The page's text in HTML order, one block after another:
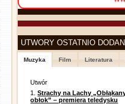
UTWORY OSTATNIO
Muzyka Film Literatura
Utwór
1.Strachy na Lachy
obłok” – premiera teledysku